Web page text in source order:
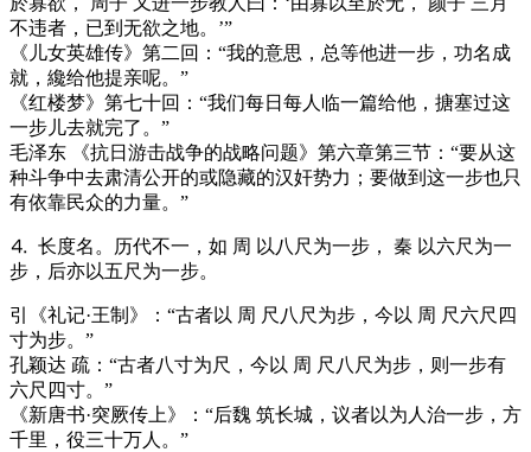
不违者，已到无欲之地。’”
《儿女英雄传》第二回：“我的意思，总等他进一步，功名成
就，纔给他提亲呢。”
《红楼梦》第七十回：“我们每日每人临一篇给他，搪塞过这
一步儿去就完了。”
毛泽东 《抗日游击战争的战略问题》第六章第三节：“要从这
种斗争中去肃清公开的或隐藏的汉奸势力；要做到这一步也只
有依靠民众的力量。”
⒋ 长度名。历代不一，如 周 以八尺为一步， 秦 以六尺为一
步，后亦以五尺为一步。
引
《礼记·王制》：“古者以 周 尺八尺为步，今以 周 尺六尺四
寸为步。”
孔颖达 疏：“古者八寸为尺，今以 周 尺八尺为步，则一步有
六尺四寸。”
《新唐书·突厥传上》：“后魏 筑长城，议者以为人治一步，方
千里，役三十万人。”